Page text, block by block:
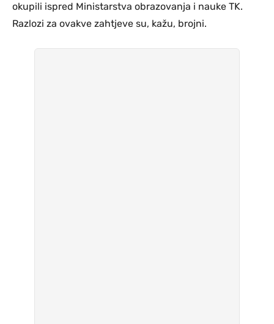
okupili ispred Ministarstva obrazovanja i nauke TK.
Razlozi za ovakve zahtjeve su, kažu, brojni.